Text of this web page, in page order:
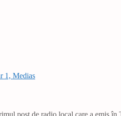
1, Medias
post de radio local care a emis